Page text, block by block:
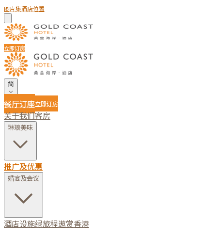
图片集酒店位置
立即订房
简
餐厅订座立即订房
关于我们客房
琳琅美味
推广及优惠
婚宴及会议
酒店设施绿旅程遨赏香港